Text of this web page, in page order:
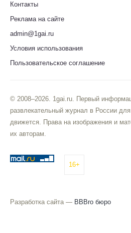
Контакты
Реклама на сайте
admin@1gai.ru
Условия использования
Пользовательское соглашение
© 2008–2026. 1gai.ru. Первый
развлекательный журнал в России
движется. Права на изображения и
их авторам.
16+
Разработка сайта — BBBro бюро